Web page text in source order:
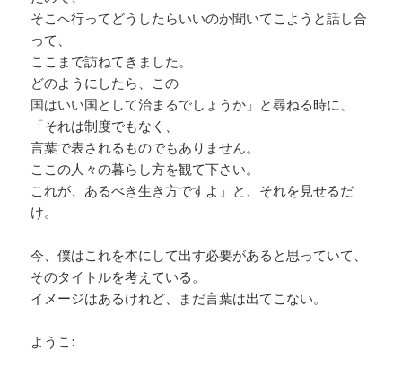
そこへ行ってどうしたらいいのか聞いてこようと話し合
って、
ここまで訪ねてきました。
どのようにしたら、この
国はいい国として治まるでしょうか」と尋ねる時に、
「それは制度でもなく、
言葉で表されるものでもありません。
ここの人々の暮らし方を観て下さい。
これが、あるべき生き方ですよ」と、それを見せるだ
け。
今、僕はこれを本にして出す必要があると思っていて、
そのタイトルを考えている。
イメージはあるけれど、まだ言葉は出てこない。
ようこ: